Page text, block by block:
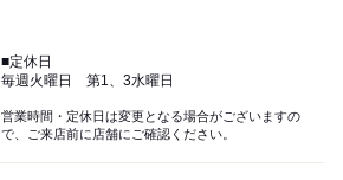
■定休日
毎週火曜日 第1、3水曜日
営業時間・定休日は変更となる場合がございますの
で、ご来店前に店舗にご確認ください。